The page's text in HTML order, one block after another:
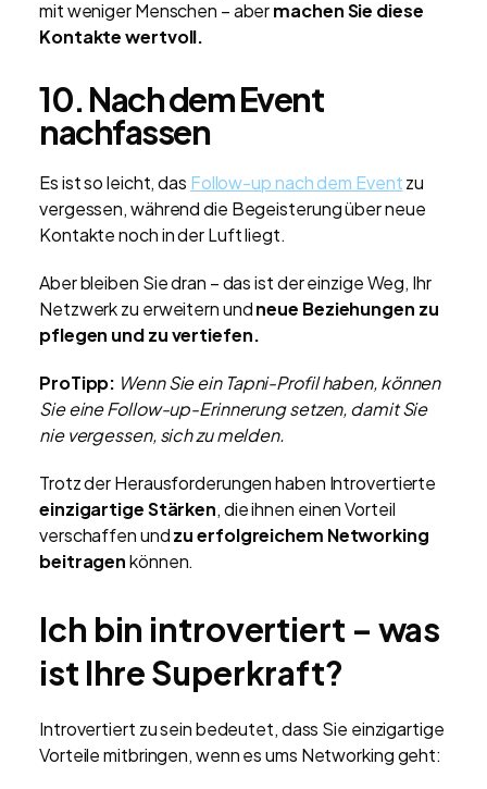
mit weniger Menschen – abermachen Sie diese
Kontakte wertvoll.
10. Nach dem Event
nachfassen
Es ist so leicht, das Follow-up nach dem Eventzu
vergessen, während die Begeisterung über neue
Kontakte noch in der Luft liegt.
Aber bleiben Sie dran – das ist der einzige Weg, Ihr
Netzwerk zu erweitern undneue Beziehungen zu
pflegen und zu vertiefen.
ProTipp: Wenn Sie ein Tapni-Profil haben, können
Sie eine Follow-up-Erinnerung setzen, damit Sie
nie vergessen, sich zu melden.
Trotz der Herausforderungen haben Introvertierte
einzigartige Stärken, die ihnen einen Vorteil
verschaffen undzu erfolgreichem Networking
beitragenkönnen.
Ich bin introvertiert – was
ist Ihre Superkraft?
Introvertiert zu sein bedeutet, dass Sie einzigartige
Vorteile mitbringen, wenn es ums Networking geht: